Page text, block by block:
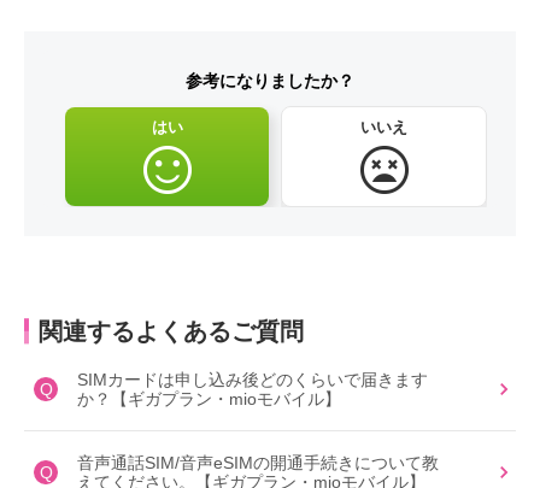
参考になりましたか？
はい いいえ
関連するよくあるご質問
Q
SIMカードは申し込み後どのくらいで届きます
か？【ギガプラン・mioモバイル】
Q
音声通話SIM/音声eSIMの開通手続きについて教
えてください。【ギガプラン・mioモバイル】